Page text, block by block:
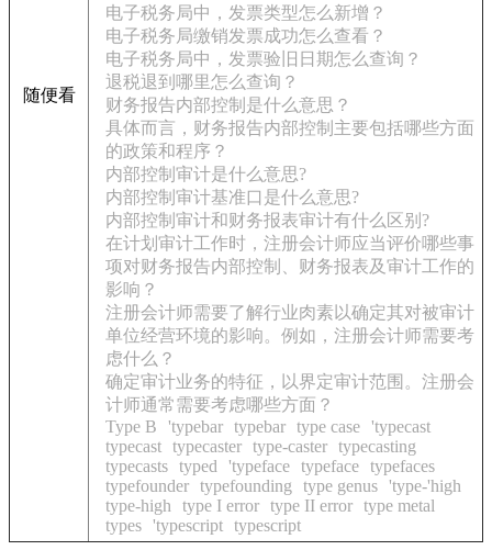
随便看
电子税务局中，发票类型怎么新增？
电子税务局缴销发票成功怎么查看？
电子税务局中，发票验旧日期怎么查询？
退税退到哪里怎么查询？
财务报告内部控制是什么意思？
具体而言，财务报告内部控制主要包括哪些方面
的政策和程序？
内部控制审计是什么意思?
内部控制审计基准口是什么意思?
内部控制审计和财务报表审计有什么区别?
在计划审计工作时，注册会计师应当评价哪些事
项对财务报告内部控制、财务报表及审计工作的
影响？
注册会计师需要了解行业肉素以确定其对被审计
单位经营环境的影响。例如，注册会计师需要考
虑什么？
确定审计业务的特征，以界定审计范围。注册会
计师通常需要考虑哪些方面？
Type B
'typebar typebar type case 'typecast
typecast typecaster type-caster typecasting
typecasts typed 'typeface typeface typefaces
typefounder typefounding type genus 'type-'high
type-high
type I error type II error type metal
types 'typescript typescript